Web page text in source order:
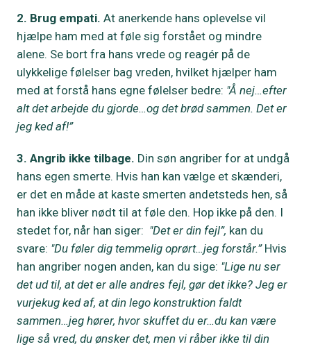
2. Brug empati. At anerkende hans oplevelse vil
hjælpe ham med at føle sig forstået og mindre
alene. Se bort fra hans vrede og reagér på de
ulykkelige følelser bag vreden, hvilket hjælper ham
med at forstå hans egne følelser bedre: "Å nej…efter
alt det arbejde du gjorde…og det brød sammen. Det er
jeg ked af!”
3. Angrib ikke tilbage. Din søn angriber for at undgå
hans egen smerte. Hvis han kan vælge et skænderi,
er det en måde at kaste smerten andetsteds hen, så
han ikke bliver nødt til at føle den. Hop ikke på den. I
stedet for, når han siger: "Det er din fejl”, kan du
svare: "Du føler dig temmelig oprørt…jeg forstår.” Hvis
han angriber nogen anden, kan du sige: "Lige nu ser
det ud til, at det er alle andres fejl, gør det ikke? Jeg er
vurjekug ked af, at din lego konstruktion faldt
sammen…jeg hører, hvor skuffet du er…du kan være
lige så vred, du ønsker det, men vi råber ikke til din